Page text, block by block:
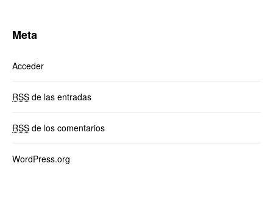
Meta
Acceder
RSS de las entradas
RSS de los comentarios
WordPress.org